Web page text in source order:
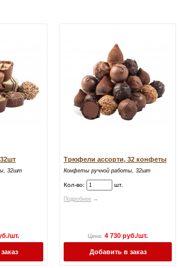
32шт
шт.
Трюфели ассорти, 32 конфеты
Конфеты ручной работы, 32шт
Кол-во: шт.
Подробнее →
Цена: 4 730 руб./шт.
Добавить в заказ